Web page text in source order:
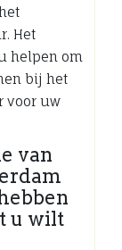
Het
helpen om
bij het
voor uw
van
u wilt